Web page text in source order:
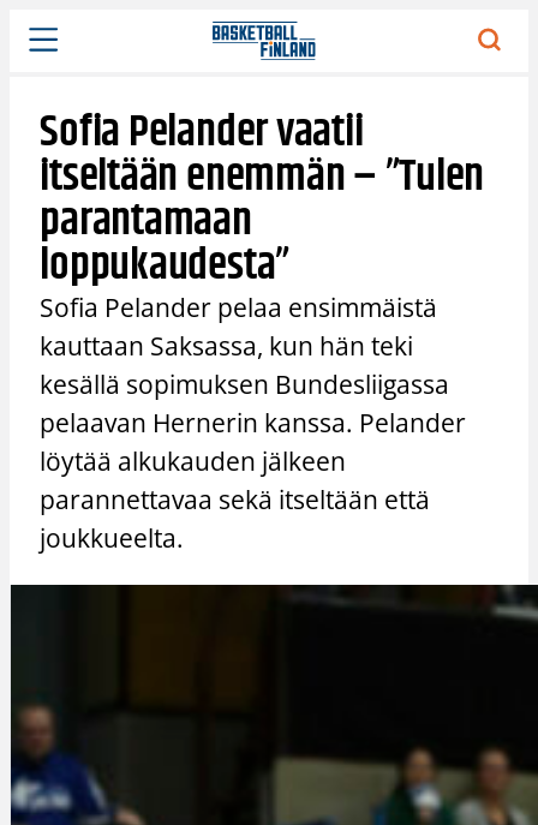
Siirry
sisältöön
Sofia Pelander vaatii
itseltään enemmän – ”Tulen
parantamaan
loppukaudesta”
Sofia Pelander pelaa ensimmäistä
kauttaan Saksassa, kun hän teki
kesällä sopimuksen Bundesliigassa
pelaavan Hernerin kanssa. Pelander
löytää alkukauden jälkeen
parannettavaa sekä itseltään että
joukkueelta.